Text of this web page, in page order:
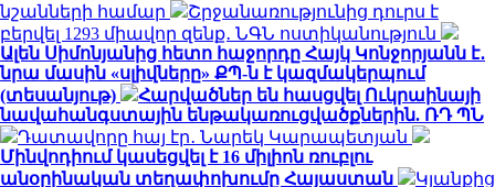
նշանների համար
Շրջանառությունից դուրս է
բերվել 1293 միավոր զենք․ ՆԳՆ ոստիկանություն
Ալեն Սիմոնյանից հետո հաջորդը Հայկ Կոնջորյանն է․
նրա մասին «սլիվները» ՔՊ-ն է կազմակերպում
(տեսանյութ)
Հարվածներ են հասցվել Ուկրաինայի
նավահանգստային ենթակառուցվածքներին. ՌԴ ՊՆ
Դատավորը հայ էր․ Նարեկ Կարապետյան
Մինվոդիում կասեցվել է 16 միլիոն ռուբլու
անօրինական տեղափոխումը Հայաստան
Կյանքից